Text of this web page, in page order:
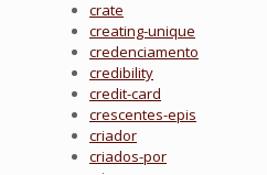
crate
creating-unique
credenciamento
credibility
credit-card
crescentes-epis
criador
criados-por